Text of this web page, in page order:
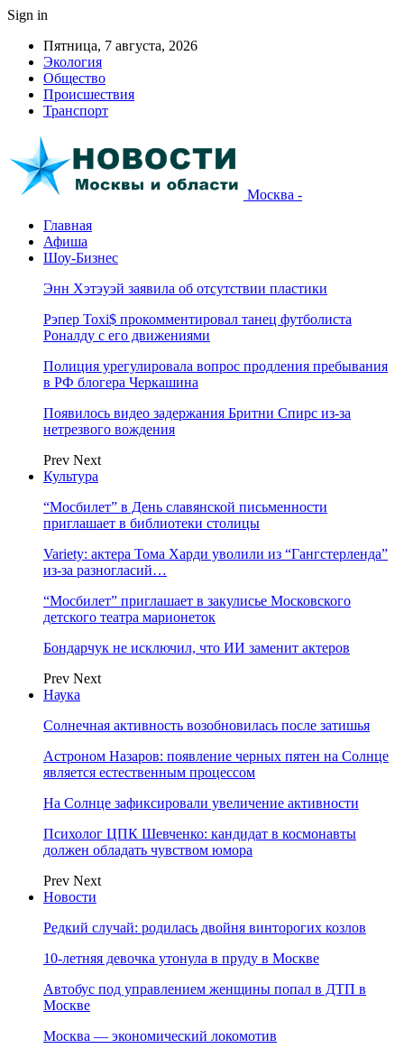
Sign in
Пятница, 7 августа, 2026
Экология
Общество
Происшествия
Транспорт
Москва -
Главная
Афиша
Шоу-Бизнес
Энн Хэтэуэй заявила об отсутствии пластики
Рэпер Toxi$ прокомментировал танец футболиста
Роналду с его движениями
Полиция урегулировала вопрос продления пребывания
в РФ блогера Черкашина
Появилось видео задержания Бритни Спирс из-за
нетрезвого вождения
Prev Next
Культура
“Мосбилет” в День славянской письменности
приглашает в библиотеки столицы
Variety: актера Тома Харди уволили из “Гангстерленда”
из-за разногласий…
“Мосбилет” приглашает в закулисье Московского
детского театра марионеток
Бондарчук не исключил, что ИИ заменит актеров
Prev Next
Наука
Солнечная активность возобновилась после затишья
Астроном Назаров: появление черных пятен на Солнце
является естественным процессом
На Солнце зафиксировали увеличение активности
Психолог ЦПК Шевченко: кандидат в космонавты
должен обладать чувством юмора
Prev Next
Новости
Редкий случай: родилась двойня винторогих козлов
10-летняя девочка утонула в пруду в Москве
Автобус под управлением женщины попал в ДТП в
Москве
Москва — экономический локомотив